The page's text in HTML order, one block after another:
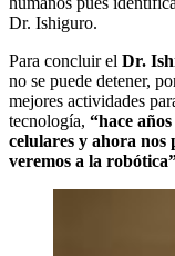
Dr. Ishiguro.
Para concluir el Dr.
no se puede detener,
mejores actividades
tecnología, “hace
celulares y ahora nos
veremos a la